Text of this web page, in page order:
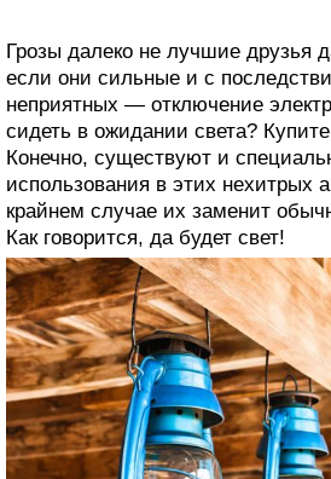
Грозы далеко не лучшие друзья
если они сильные и с
неприятных — отключение
сидеть в ожидании света?
Конечно, существуют и
использования в этих нехитрых
крайнем случае их заменит
Как говорится, да будет свет!